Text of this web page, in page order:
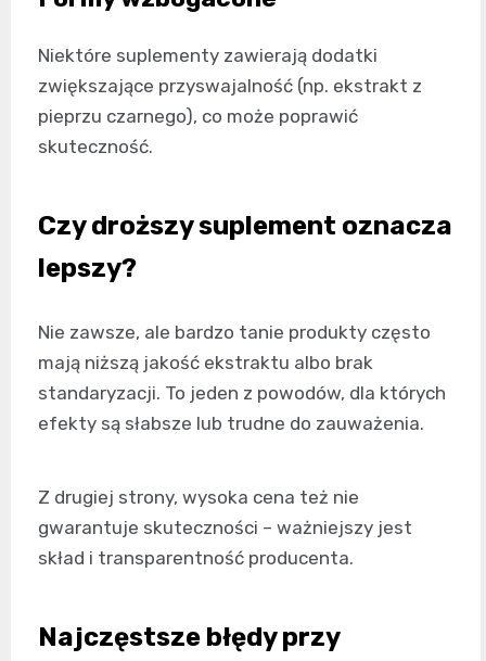
Niektóre suplementy zawierają dodatki
zwiększające przyswajalność (np. ekstrakt z
pieprzu czarnego), co może poprawić
skuteczność.
Czy droższy suplement oznacza
lepszy?
Nie zawsze, ale bardzo tanie produkty często
mają niższą jakość ekstraktu albo brak
standaryzacji. To jeden z powodów, dla których
efekty są słabsze lub trudne do zauważenia.
Z drugiej strony, wysoka cena też nie
gwarantuje skuteczności – ważniejszy jest
skład i transparentność producenta.
Najczęstsze błędy przy